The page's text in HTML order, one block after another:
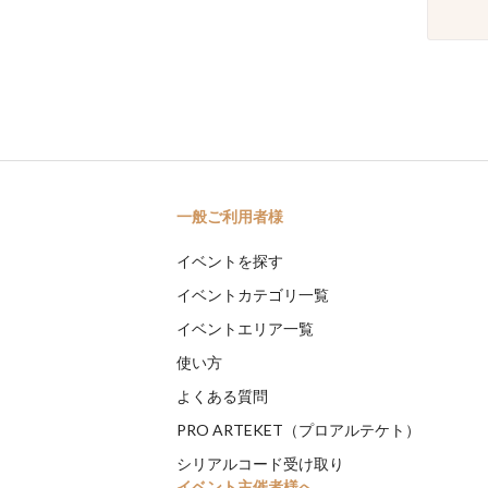
一般ご利用者様
イベントを探す
イベントカテゴリ一覧
イベントエリア一覧
使い方
よくある質問
PRO ARTEKET（プロアルテケト）
シリアルコード受け取り